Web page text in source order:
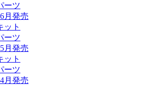
ーツ
月発売
ット
ーツ
月発売
ット
ーツ
月発売